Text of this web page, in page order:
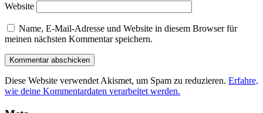
Website
Name, E-Mail-Adresse und Website in diesem Browser für
meinen nächsten Kommentar speichern.
Diese Website verwendet Akismet, um Spam zu reduzieren. Erfahre,
wie deine Kommentardaten verarbeitet werden.